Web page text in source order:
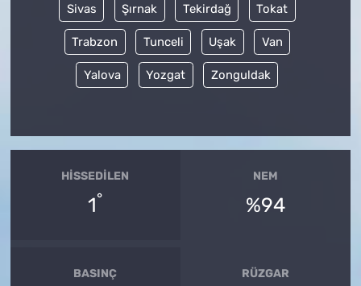
Sivas Şırnak Tekirdağ Tokat
Trabzon Tunceli Uşak Van
Yalova Yozgat Zonguldak
HISSEDILEN
1°
NEM
%94
BASINÇ RÜZGAR